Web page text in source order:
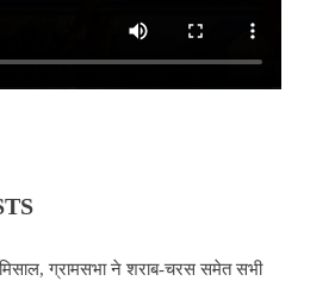
मिसाल, ग्रामसभा ने शराब-चरस समेत सभी